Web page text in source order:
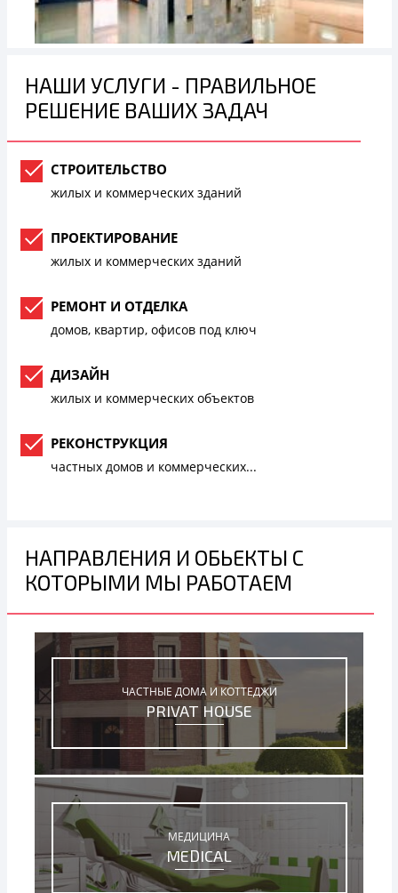
НАШИ УСЛУГИ - ПРАВИЛЬНОЕ
РЕШЕНИЕ ВАШИХ ЗАДАЧ
СТРОИТЕЛЬСТВО
жилых и коммерческих зданий
ПРОЕКТИРОВАНИЕ
жилых и коммерческих зданий
РЕМОНТ И ОТДЕЛКА
домов, квартир, офисов под ключ
ДИЗАЙН
жилых и коммерческих объектов
РЕКОНСТРУКЦИЯ
частных домов и коммерческих...
НАПРАВЛЕНИЯ И ОБЬЕКТЫ С
КОТОРЫМИ МЫ РАБОТАЕМ
ЧАСТНЫЕ ДОМА И КОТТЕДЖИ
PRIVAT HOUSE
МЕДИЦИНА
MEDICAL